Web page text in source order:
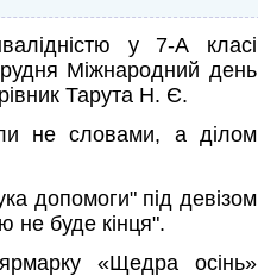
у 7-А класі
Міжнародний день
Тарута Н. Є.
не словами, а ділом
допомоги" під девізом
не буде кінця".
«Щедра осінь»